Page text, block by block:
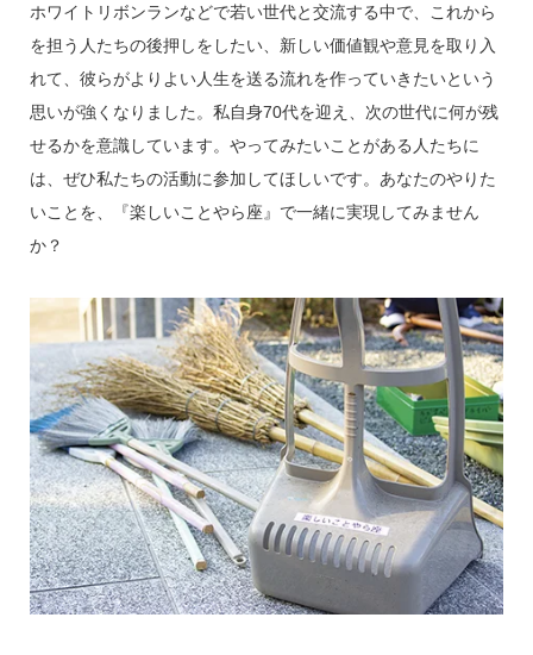
ホワイトリボンランなどで若い世代と交流する中で、これから
を担う人たちの後押しをしたい、新しい価値観や意見を取り入
れて、彼らがよりよい人生を送る流れを作っていきたいという
思いが強くなりました。私自身70代を迎え、次の世代に何が残
せるかを意識しています。やってみたいことがある人たちに
は、ぜひ私たちの活動に参加してほしいです。あなたのやりた
いことを、『楽しいことやら座』で一緒に実現してみません
か？